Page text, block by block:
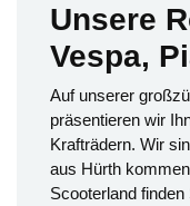
Unsere
Vespa,
Auf unserer
präsentieren wir
Krafträdern. Wir
aus Hürth
Scooterland